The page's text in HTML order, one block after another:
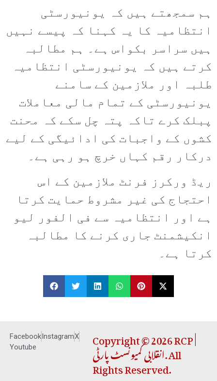
ہم سمجھتے ہیں کہ یونیورسٹی
انتظامیہ کا یہ کہنا کہ پیسے نہیں
ہیں سراسر بکواس ہے۔ ہم مطالبہ
کرتے ہیں کہ یونیورسٹی انتظامیہ
طلبہ اور ملازمین کے سامنے
یونیورسٹی کے تمام مالی معاملات
پبلک کرے تاکہ پتہ چل سکے کہ محنت
کشوں کے واجبات کی ادائیگی کے لیے
درکار رقم کہاں خرچ ہو رہی ہے۔
ریڈ ورکرز فرنٹ ملازمین کے اس
احتجاج کی غیر مشروط حمایت کرتا
ہے اور انتظامیہ سے فی الفور لیو
انکیشمنٹ جاری کرنے کا مطالبہ
کرتا ہے۔
FacebookInstagramX
Youtube
Copyright © 2026 RCP |
انقلابی کمیونسٹ پارٹی. All
Rights Reserved.